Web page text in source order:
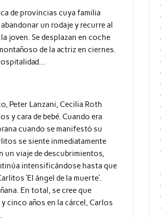
de provincias cuya familia
un rodaje y recurre al
joven. Se desplazan en coche
de la actriz en ciernes.
Peter Lanzani, Cecilia Roth
y cara de bebé. Cuando era
cuando se manifestó su
se siente inmediatamente
un viaje de descubrimientos,
intensificándose hasta que
‘El ángel de la muerte’.
En total, se cree que
cinco años en la cárcel, Carlos